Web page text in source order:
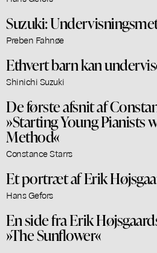
Suzuki:
Preben Fahnøe
Ethvert barn kan
Shinichi Suzuki
De første afsnit af
»Starting Young Pianists
Method«
Constance Starrs
Et portræt af Erik
Hans Gefors
En side fra Erik
»The Sunflower«